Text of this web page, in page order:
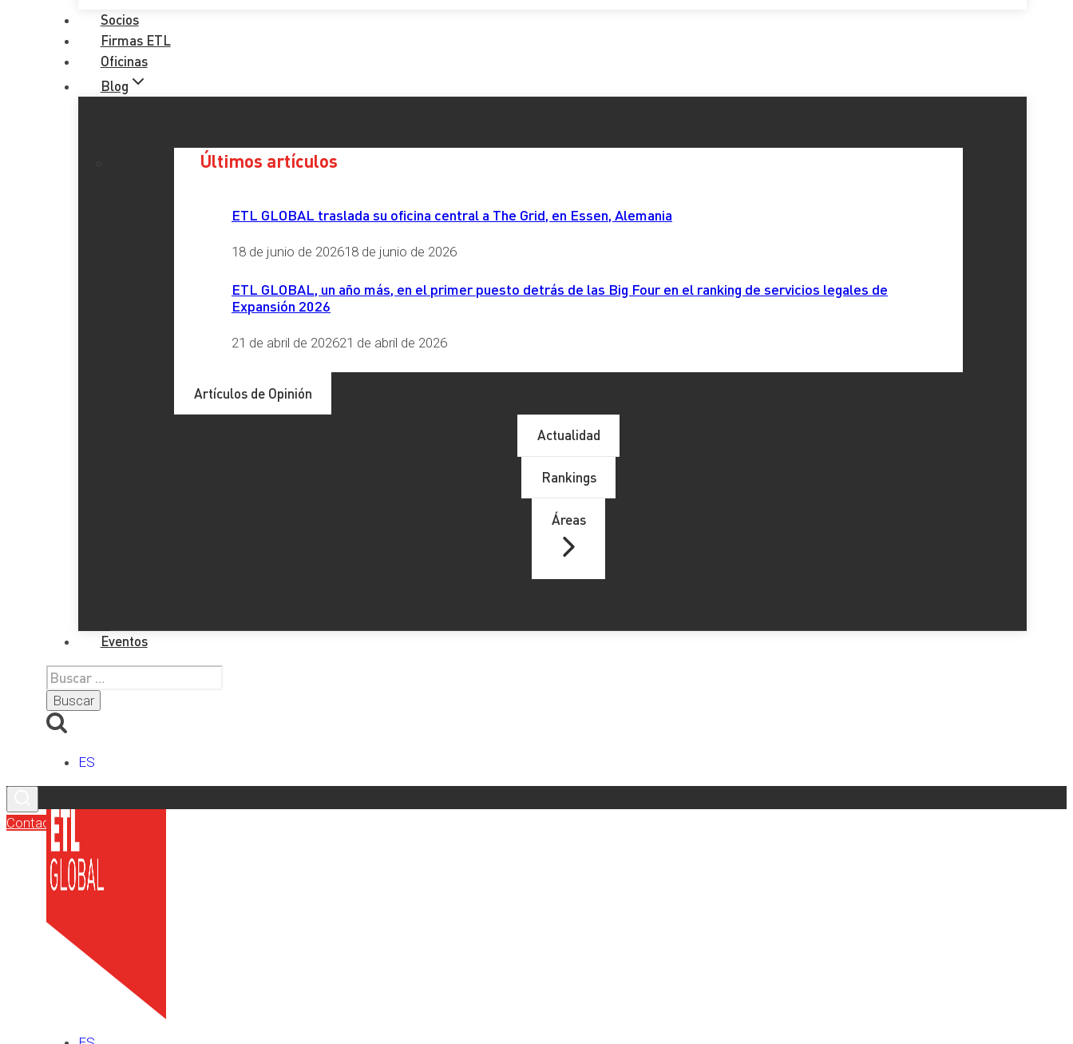
Socios
Firmas ETL
Oficinas
Blog
Últimos artículos
ETL GLOBAL traslada su oficina central a The Grid, en Essen, Alemania
18 de junio de 202618 de junio de 2026
ETL GLOBAL, un año más, en el primer puesto detrás de las Big Four en el ranking de servicios legales de
Expansión 2026
21 de abril de 202621 de abril de 2026
Artículos de Opinión
Actualidad
Rankings
Áreas
Eventos
Buscar:
ES
Contacto